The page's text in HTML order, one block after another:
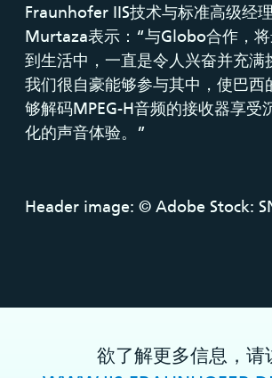
Fraunhofer IIS技术与标准高级经
Murtaza表示：“与Globo合作，
到生活中，一直是令人兴奋并充满
我们很自豪能够参与其中，使巴西
够解码MPEG-H音频的接收器享受
化的声音体验。”
Header image: © Adobe Stock:
欲了解更多信息，请